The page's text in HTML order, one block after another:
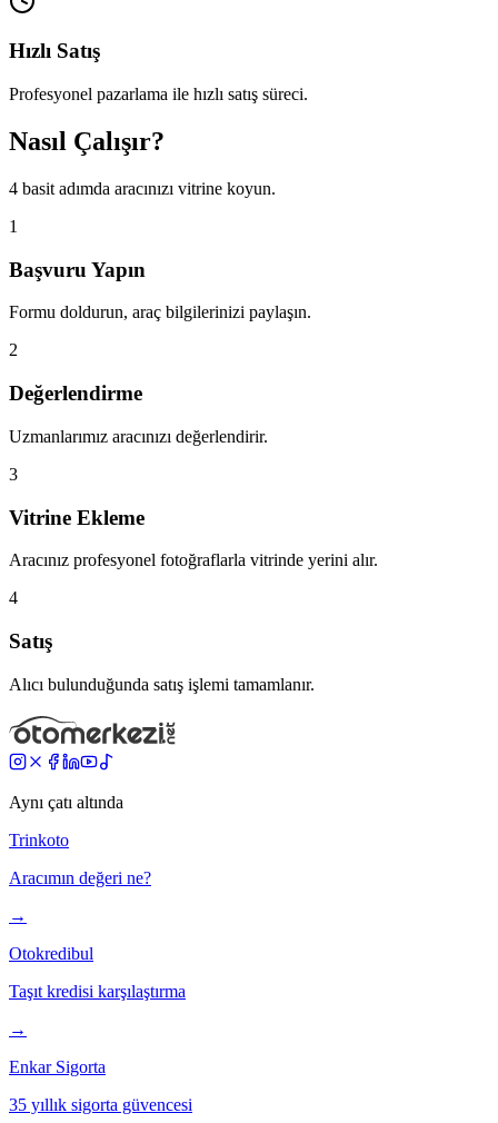
Hızlı Satış
Profesyonel pazarlama ile hızlı satış süreci.
Nasıl Çalışır?
4 basit adımda aracınızı vitrine koyun.
1
Başvuru Yapın
Formu doldurun, araç bilgilerinizi paylaşın.
2
Değerlendirme
Uzmanlarımız aracınızı değerlendirir.
3
Vitrine Ekleme
Aracınız profesyonel fotoğraflarla vitrinde yerini alır.
4
Satış
Alıcı bulunduğunda satış işlemi tamamlanır.
Aynı çatı altında
Trinkoto
Aracımın değeri ne?
→
Otokredibul
Taşıt kredisi karşılaştırma
→
Enkar Sigorta
35 yıllık sigorta güvencesi